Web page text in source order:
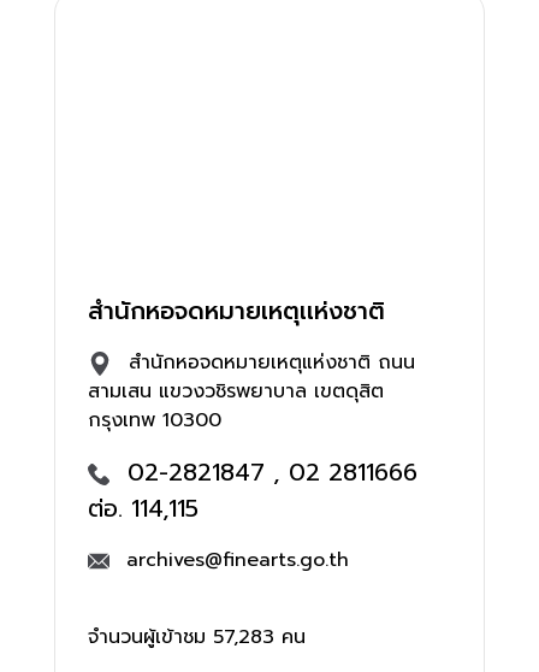
สำนักหอจดหมายเหตุเเห่งชาติ
สำนักหอจดหมายเหตุแห่งชาติ ถนน
สามเสน แขวงวชิรพยาบาล เขตดุสิต
กรุงเทพ 10300
02-2821847 , 02 2811666
ต่อ. 114,115
archives@finearts.go.th
จำนวนผู้เข้าชม 57,283 คน